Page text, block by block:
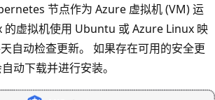
节点作为 Azure 虚拟机 (VM) 运
的虚拟机使用 Ubuntu 或 Azure Linux 映
自动检查更新。 如果存在可用的安全更
动下载并进行安装。